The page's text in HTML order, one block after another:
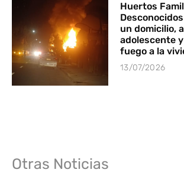
Huertos
un domicilio,
adolescente
fuego a la
13/07/2026
Otras Noticias